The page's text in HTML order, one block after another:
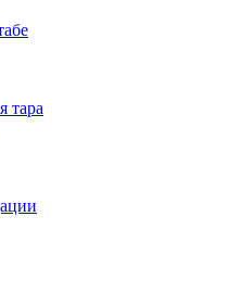
тара